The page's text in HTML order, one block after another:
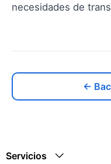
necesidades de
←
Servicios